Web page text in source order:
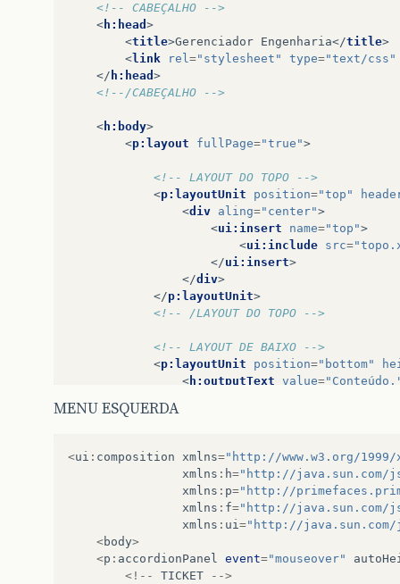
<!-- CABEÇALHO -->
< h:head >
<title>Gerenciador Engenharia</title>
<link rel="stylesheet" type="text/css"
</ h:head >
<!--/CABEÇALHO -->
< h:body>
<p:layout fullPage="true">
<!-- LAYOUT DO TOPO -->
<p:layoutUnit position="top"
<div aling="center">
<ui:insert name="top">
<ui:include src=
</ui:insert>
</div>
</p:layoutUnit>
<!-- /LAYOUT DO TOPO -->
<!-- LAYOUT DE BAIXO -->
<p:layoutUnit position="bottom"
< h:outputText value=
<!-- /LAYOUT DE BAIXO -->
<!-- LAYOUT MENU ESQUERDA -->
p:layoutUnit position "left"
ui:insert name = "left"
ui:include src
"menu-
ui:insert
<!-- /LAYOUT MENU ESQUERDA -->
MENU ESQUERDA
<ui : composition xmlns="http://www.w3.org/1999/
xmlns : h="http://java.sun.com/
xmlns : p="http://
xmlns : f="http://java.sun.com/
xmlns : ui ="http://
<body>
<p : accordionPanel event="mouseover"
<!--
TICKET
-->